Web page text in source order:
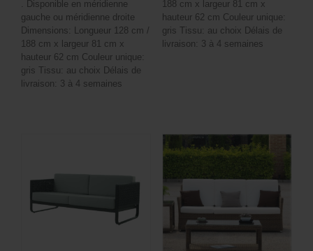
. Disponible en méridienne
gauche ou méridienne droite
Dimensions: Longueur 128 cm /
188 cm x largeur 81 cm x
hauteur 62 cm Couleur unique:
gris Tissu: au choix Délais de
livraison: 3 à 4 semaines
188 cm x largeur 81 cm x
hauteur 62 cm Couleur unique:
gris Tissu: au choix Délais de
livraison: 3 à 4 semaines